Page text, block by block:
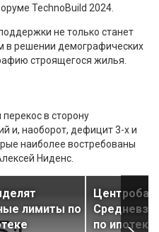
TechnoBuild 2024.
не только станет
в решении демографических
строящегося жилья.
в сторону
и, наоборот, дефицит 3-х и
наиболее востребованы
Ниденс.
лимиты по
по ипотеке